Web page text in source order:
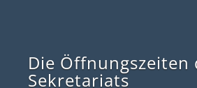
Die Öffnungszeiten
Sekretariats